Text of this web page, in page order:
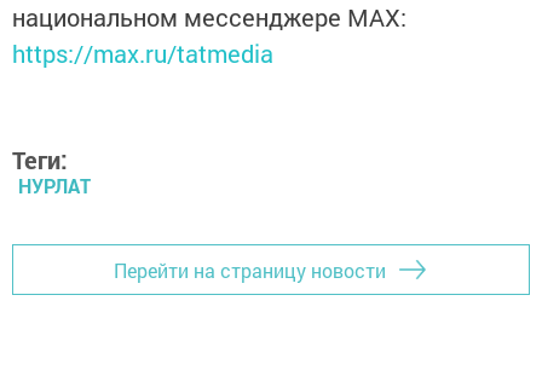
национальном мессенджере MАХ:
https://max.ru/tatmedia
Теги:
НУРЛАТ
Перейти на страницу новости